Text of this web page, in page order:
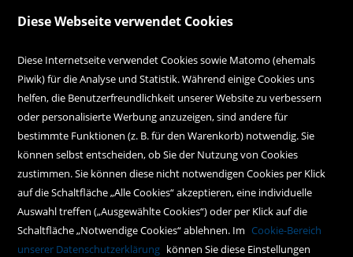
Über uns
Kundenservice
Hilfe
Kontakt
Social Media
Policy
Diese Webseite verwendet Cookies
Diese Internetseite verwendet Cookies sowie Matomo (ehemals
Piwik) für die Analyse und Statistik. Während einige Cookies uns
helfen, die Benutzerfreundlichkeit unserer Website zu verbessern
oder personalisierte Werbung anzuzeigen, sind andere für
bestimmte Funktionen (z. B. für den Warenkorb) notwendig. Sie
können selbst entscheiden, ob Sie der Nutzung von Cookies
zustimmen. Sie können diese nicht notwendigen Cookies per Klick
auf die Schaltfläche „Alle Cookies“ akzeptieren, eine individuelle
Auswahl treffen („Ausgewählte Cookies“) oder per Klick auf die
Schaltfläche „Notwendige Cookies“ ablehnen. Im Cookie-Bereich
unserer Datenschutzerklärung können Sie diese Einstellungen